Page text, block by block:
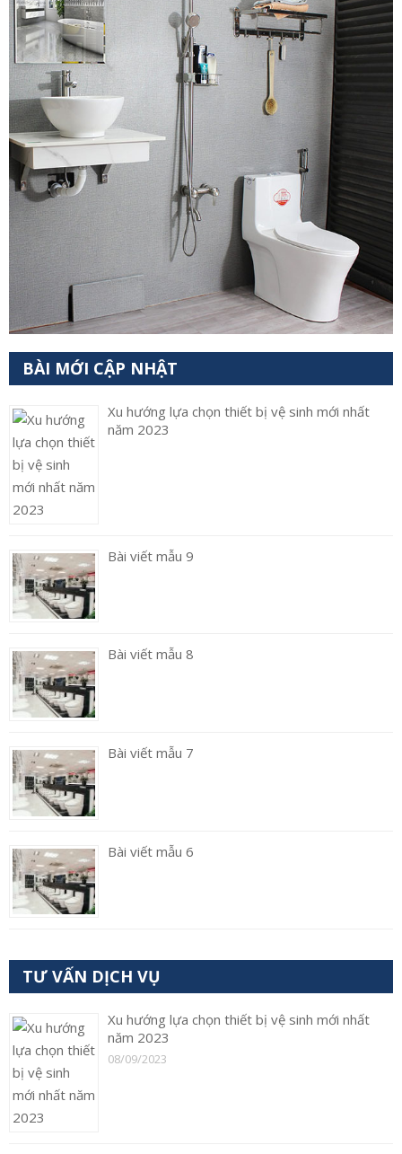
BÀI MỚI CẬP NHẬT
Xu hướng lựa chọn thiết bị vệ sinh mới nhất
năm 2023
Bài viết mẫu 9
Bài viết mẫu 8
Bài viết mẫu 7
Bài viết mẫu 6
TƯ VẤN DỊCH VỤ
Xu hướng lựa chọn thiết bị vệ sinh mới nhất
năm 2023
08/09/2023